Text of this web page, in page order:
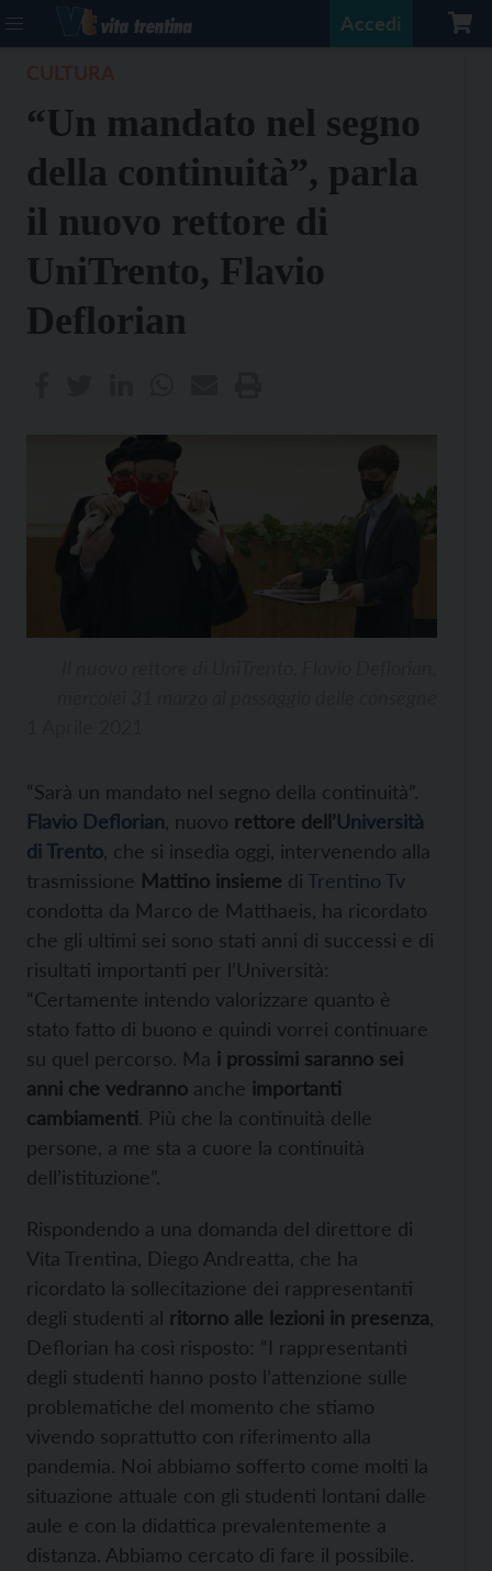
Accedi
“Un mandato nel segno
della continuità”, parla
il nuovo rettore di
UniTrento, Flavio
Deflorian
“Sarà un mandato nel segno della continuità”.
Flavio Deflorian , nuovo rettore dell’Università
di Trento , che si insedia oggi, intervenendo alla
trasmissione Mattino insieme di Trentino Tv
condotta da Marco de Matthaeis, ha ricordato
che gli ultimi sei sono stati anni di successi e di
risultati importanti per l’Università:
“Certamente intendo valorizzare quanto è
stato fatto di buono e quindi vorrei continuare
su quel percorso. Ma i prossimi saranno sei
anni che vedranno anche importanti
cambiamenti. Più che la continuità delle
persone, a me sta a cuore la continuità
dell’istituzione”.
Rispondendo a una domanda del direttore di
Vita Trentina, Diego Andreatta, che ha
ricordato la sollecitazione dei rappresentanti
degli studenti al ritorno alle lezioni in presenza
Deflorian ha così risposto: “I rappresentanti
degli studenti hanno posto l’attenzione sulle
problematiche del momento che stiamo
vivendo soprattutto con riferimento alla
pandemia. Noi abbiamo sofferto come molti la
situazione attuale con gli studenti lontani dalle
aule e con la didattica prevalentemente a
distanza. Abbiamo cercato di fare il possibile.